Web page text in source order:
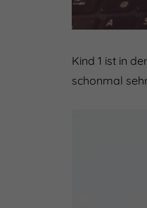
Kind 1 ist in
schonmal